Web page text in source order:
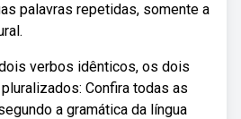
palavras repetidas, somente a
verbos idênticos, os dois
Confira todas as
a gramática da língua